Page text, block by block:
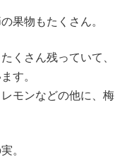
果物もたくさん。
くさん残っていて、
す。
モンなどの他に、梅
。